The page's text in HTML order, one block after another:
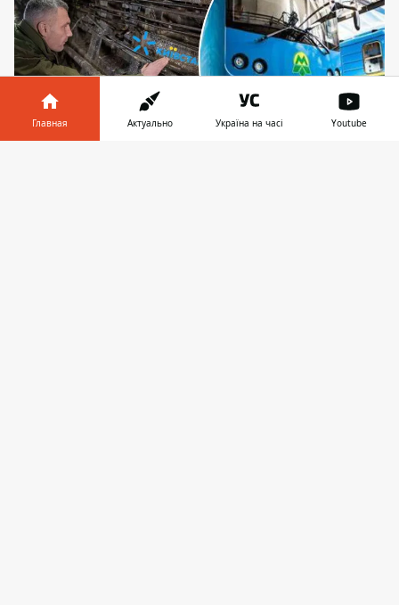
Главная Актуально Україна на часі Youtube